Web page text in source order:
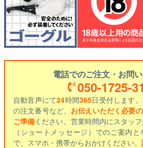
電話でのご注文・お問
050-1725-
自動音声にて24時間365日受付します
の注文番号など、 お伝えいただく必要
ご準備ください。営業時間内にスタッ
（ショートメッセージ）でのご案内
で、スマホ・携帯からおかけください。